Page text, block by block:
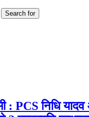
Search for
: PCS निधि